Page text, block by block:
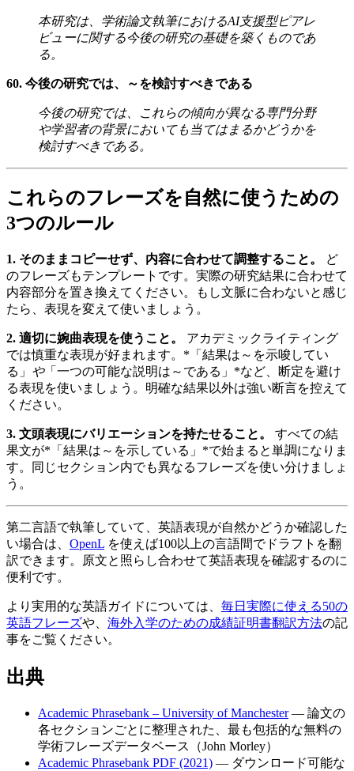
本研究は、学術論文執筆におけるAI支援型ピアレ
ビューに関する今後の研究の基礎を築くものであ
る。
60. 今後の研究では、～を検討すべきである
今後の研究では、これらの傾向が異なる専門分野
や学習者の背景においても当てはまるかどうかを
検討すべきである。
これらのフレーズを自然に使うための
3つのルール
1. そのままコピーせず、内容に合わせて調整すること。
ど
のフレーズもテンプレートです。実際の研究結果に合わせて
内容部分を置き換えてください。もし文脈に合わないと感じ
たら、表現を変えて使いましょう。
2. 適切に婉曲表現を使うこと。
アカデミックライティング
では慎重な表現が好まれます。*「結果は～を示唆してい
る」 や「一つの可能な説明は～である」*など、断定を避け
る表現を使いましょう。明確な結果以外は強い断言を控えて
ください。
3. 文頭表現にバリエーションを持たせること。
すべての結
果文が*「結果は～を示している」*で始まると単調になりま
す。同じセクション内でも異なるフレーズを使い分けましょ
う。
第二言語で執筆していて、英語表現が自然かどうか確認した
い場合は、 OpenL を使えば100以上の言語間でドラフトを翻
訳できます。原文と照らし合わせて英語表現を確認するのに
便利です。
より実用的な英語ガイドについては、 毎日実際に使える50の
英語フレーズや、 海外入学のための成績証明書翻訳方法の記
事をご覧ください。
出典
Academic Phrasebank – University of Manchester— 論文の
各セクションごとに整理された、最も包括的な無料の
学術フレーズデータベース（John Morley）
Academic Phrasebank PDF (2021) — ダウンロード可能な